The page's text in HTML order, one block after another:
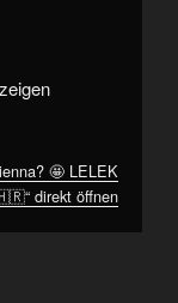
🤩 LELEK
direkt öffnen